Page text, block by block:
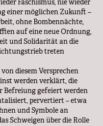
Faschismus, nie wieder
einer möglichen Zukunft –
ohne Bombennächte,
auf eine neue Ordnung,
und Solidarität an die
treten
diesem Versprechen
werden verklärt, die
Befreiung gefeiert werden
pervertiert – etwa
und Symbole an
Schweigen über die Rolle